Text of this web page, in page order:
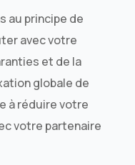
au principe de
avec votre
et de la
globale de
à réduire votre
votre partenaire